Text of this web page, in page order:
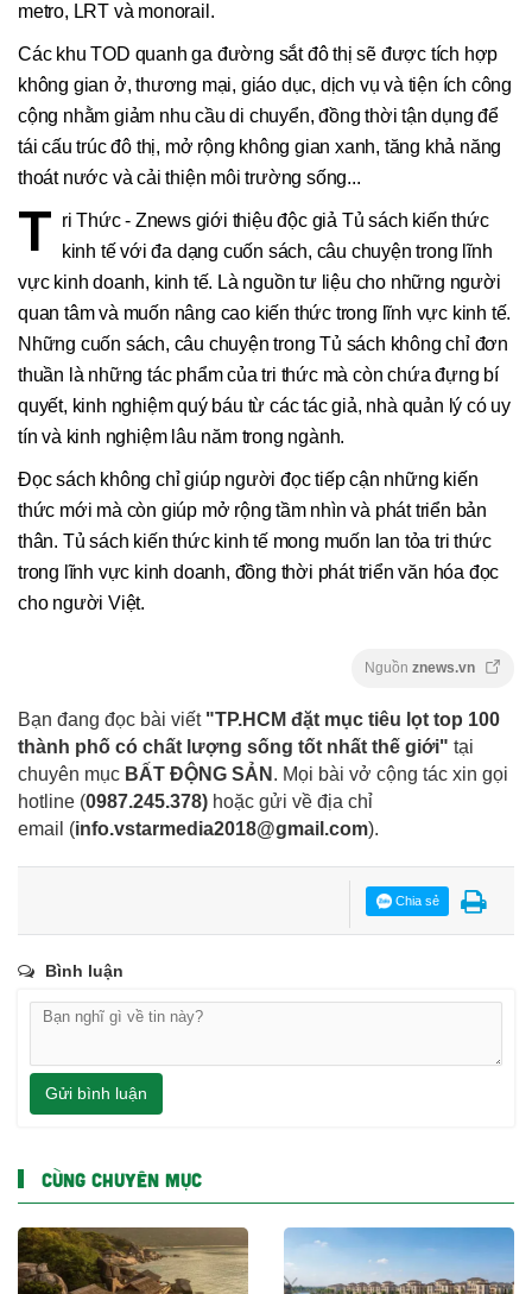
metro, LRT và monorail.
Các khu TOD quanh ga đường sắt đô thị sẽ được tích hợp
không gian ở, thương mại, giáo dục, dịch vụ và tiện ích công
cộng nhằm giảm nhu cầu di chuyển, đồng thời tận dụng để
tái cấu trúc đô thị, mở rộng không gian xanh, tăng khả năng
thoát nước và cải thiện môi trường sống...
T ri Thức - Znews giới thiệu độc giả Tủ sách kiến thức
kinh tế với đa dạng cuốn sách, câu chuyện trong lĩnh
vực kinh doanh, kinh tế. Là nguồn tư liệu cho những người
quan tâm và muốn nâng cao kiến thức trong lĩnh vực kinh tế.
Những cuốn sách, câu chuyện trong Tủ sách không chỉ đơn
thuần là những tác phẩm của tri thức mà còn chứa đựng bí
quyết, kinh nghiệm quý báu từ các tác giả, nhà quản lý có uy
tín và kinh nghiệm lâu năm trong ngành.
Đọc sách không chỉ giúp người đọc tiếp cận những kiến
thức mới mà còn giúp mở rộng tầm nhìn và phát triển bản
thân. Tủ sách kiến thức kinh tế mong muốn lan tỏa tri thức
trong lĩnh vực kinh doanh, đồng thời phát triển văn hóa đọc
cho người Việt.
Nguồn znews.vn
Bạn đang đọc bài viết "TP.HCM đặt mục tiêu lọt top 100
thành phố có chất lượng sống tốt nhất thế giới" tại
chuyên mục BẤT ĐỘNG SẢN . Mọi bài vở cộng tác xin gọi
hotline (0987.245.378) hoặc gửi về địa chỉ
email (info.vstarmedia2018@gmail.com).
Chia sẻ
Bình luận
Gửi bình luận
CÙNG CHUYÊN MỤC